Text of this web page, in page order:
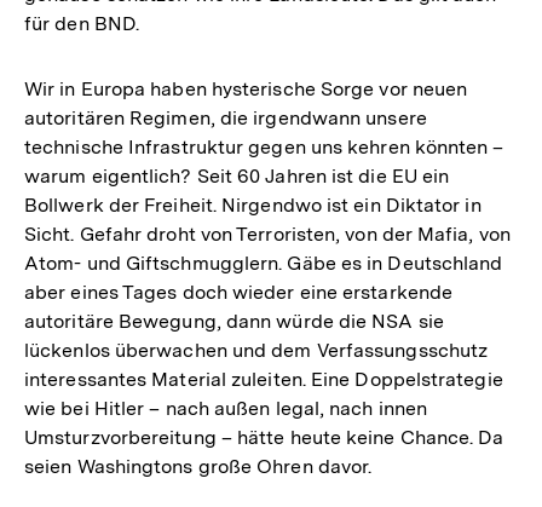
für den BND.
Wir in Europa haben hysterische Sorge vor neuen
autoritären Regimen, die irgendwann unsere
technische Infrastruktur gegen uns kehren könnten –
warum eigentlich? Seit 60 Jahren ist die EU ein
Bollwerk der Freiheit. Nirgendwo ist ein Diktator in
Sicht. Gefahr droht von Terroristen, von der Mafia, von
Atom- und Giftschmugglern. Gäbe es in Deutschland
aber eines Tages doch wieder eine erstarkende
autoritäre Bewegung, dann würde die NSA sie
lückenlos überwachen und dem Verfassungsschutz
interessantes Material zuleiten. Eine Doppelstrategie
wie bei Hitler – nach außen legal, nach innen
Umsturzvorbereitung – hätte heute keine Chance. Da
seien Washingtons große Ohren davor.